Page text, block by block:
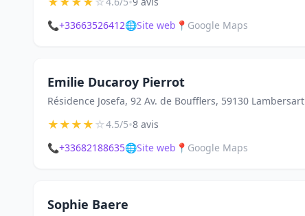
📞+33663526412🌐Site web 📍 Google Maps
Emilie Ducaroy Pierrot
Résidence Josefa, 92 Av. de Boufflers, 59130 Lambersart
★★★★☆4.5/5•8 avis
📞+33682188635🌐Site web 📍 Google Maps
Sophie Baere